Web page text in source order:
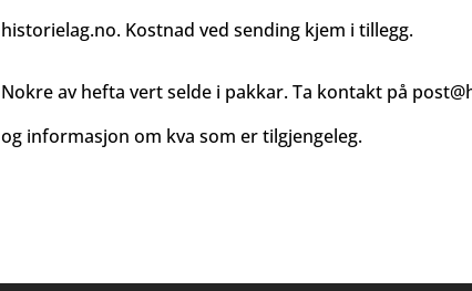
historielag.no. Kostnad ved sending kjem i tillegg.
Nokre av hefta vert selde i pakkar. Ta kontakt på
og informasjon om kva som er tilgjengeleg.